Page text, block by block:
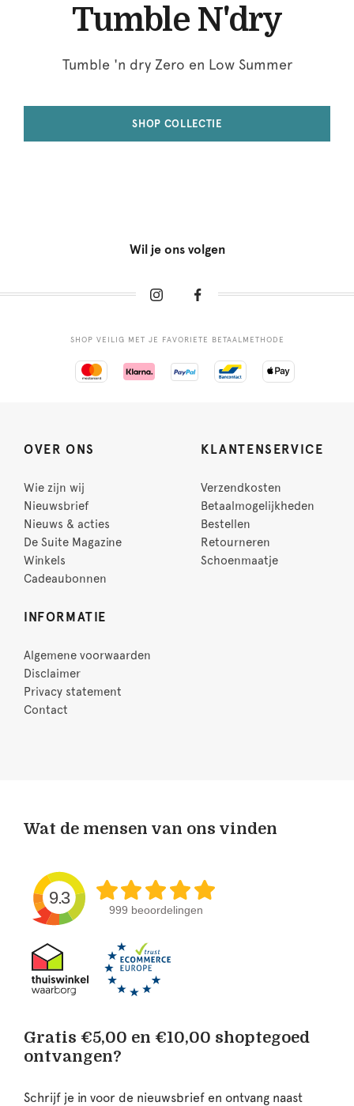
Tumble N'dry
Tumble 'n dry Zero en Low Summer
SHOP COLLECTIE
Wil je ons volgen
SHOP VEILIG MET JE FAVORIETE BETAALMETHODE
OVER ONS
Wie zijn wij
Nieuwsbrief
Nieuws & acties
De Suite Magazine
Winkels
Cadeaubonnen
KLANTENSERVICE
Verzendkosten
Betaalmogelijkheden
Bestellen
Retourneren
Schoenmaatje
INFORMATIE
Algemene voorwaarden
Disclaimer
Privacy statement
Contact
Wat de mensen van ons vinden
9.3
999 beoordelingen
Gratis €5,00 en €10,00 shoptegoed
ontvangen?
Schrijf je in voor de nieuwsbrief en ontvang naast